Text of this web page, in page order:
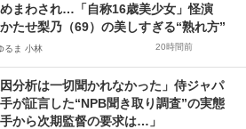
まわされ…「自称16歳美少女」怪演
たせ梨乃（69）の美しすぎる“熟れ方”
るま 小林 20時間前
因分析は一切聞かれなかった」侍ジャパ
が証言した“NPB聞き取り調査”の実態
手から次期監督の要求は…」